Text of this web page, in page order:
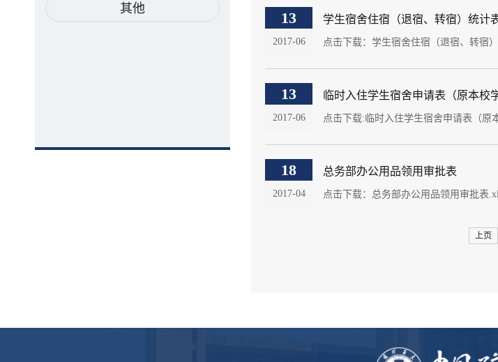
其他
13
2017-06
学生宿舍住宿（退宿、转宿）统计
点击下载：学生宿舍住宿（退宿、转宿
13
2017-06
临时入住学生宿舍申请表（原本校
点击下载:临时入住学生宿舍申请表（原
18
2017-04
总务部办公用品领用审批表
点击下载：总务部办公用品领用审批表
上页